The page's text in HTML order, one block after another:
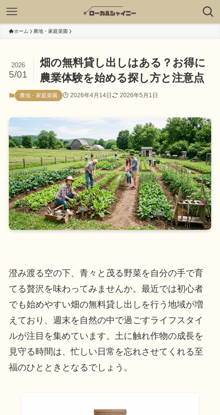
ホーム 農地・家庭菜園
畑の無料貸し出しはある？お得に
農業体験を始める探し方と注意点
2026
5/01
農地・家庭菜園 2026年4月14日 2026年5月1日
澄み渡る空の下、青々と茂る野菜を自分の手で育
てる贅沢を味わってみませんか。最近では初心者
でも始めやすい畑の無料貸し出しを行う地域が増
えており、週末を自然の中で過ごすライフスタイ
ルが注目を集めています。土に触れ作物の成長を
見守る時間は、忙しい日常を忘れさせてくれる至
福のひとときとなるでしょう。